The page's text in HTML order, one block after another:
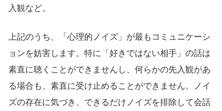
入観など。
上記のうち、「心理的ノイズ」が最もコミュニケーシ
ョンを妨害します。特に「好きではない相手」の話は
素直に聴くことができませんし、何らかの先入観があ
る場合も、素直に受け止めることができません。ノイ
ズの存在に気づき、できるだけノイズを排除して会話